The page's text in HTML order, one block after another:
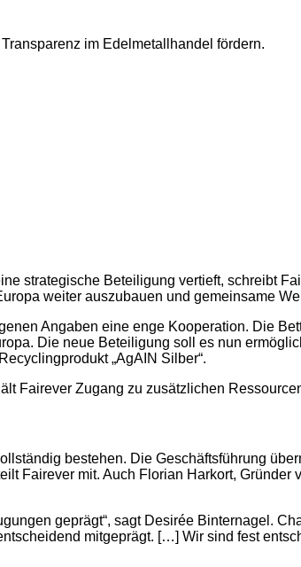
im Edelmetallhandel fördern.
strategische Beteiligung vertieft, schreibt
weiter auszubauen und gemeinsame
Angaben eine enge Kooperation. Die
Die neue Beteiligung soll es nun
„AgAIN Silber“.
Fairever Zugang zu zusätzlichen
bestehen. Die Geschäftsführung
Fairever mit. Auch Florian Harkort, Gründer
geprägt“, sagt Desirée Binternagel.
mitgeprägt. […] Wir sind fest